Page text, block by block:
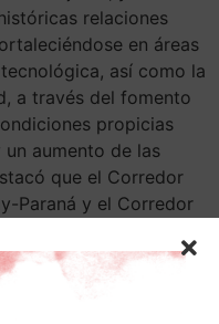
relaciones
en áreas
así como la
a través del fomento
propicias
aumento de las
que el Corredor
Paraná y el Corredor
del mundo,
puertos
Atlántico y